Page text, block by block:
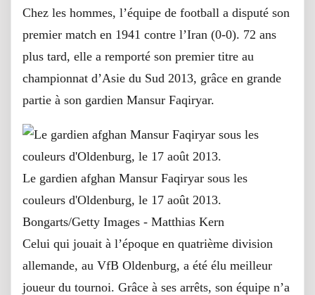
Chez les hommes, l’équipe de football a disputé son
premier match en 1941 contre l’Iran (0-0). 72 ans
plus tard, elle a remporté son premier titre au
championnat d’Asie du Sud 2013, grâce en grande
partie à son gardien Mansur Faqiryar.
Le gardien afghan Mansur Faqiryar sous les
couleurs d'Oldenburg, le 17 août 2013.
Bongarts/Getty Images - Matthias Kern
Celui qui jouait à l’époque en quatrième division
allemande, au VfB Oldenburg, a été élu meilleur
joueur du tournoi. Grâce à ses arrêts, son équipe n’a